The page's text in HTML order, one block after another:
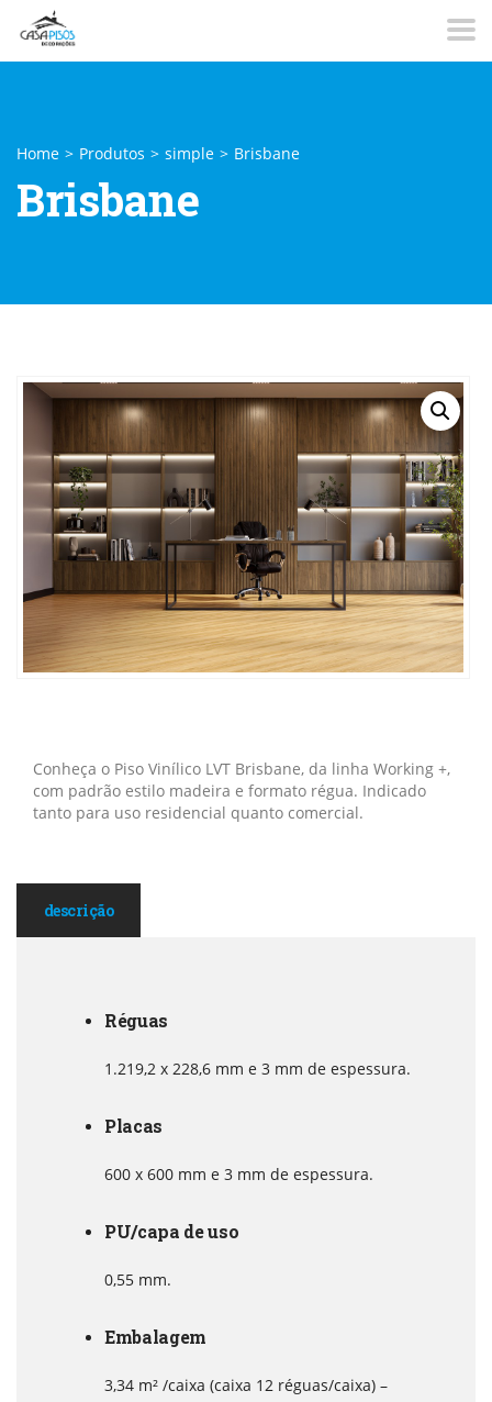
Home > Produtos > simple > Brisbane
Brisbane
Conheça o Piso Vinílico LVT Brisbane, da linha Working +,
com padrão estilo madeira e formato régua. Indicado
tanto para uso residencial quanto comercial.
descrição
Réguas
1.219,2 x 228,6 mm e 3 mm de espessura.
Placas
600 x 600 mm e 3 mm de espessura.
PU/capa de uso
0,55 mm.
Embalagem
3,34 m² /caixa (caixa 12 réguas/caixa) –